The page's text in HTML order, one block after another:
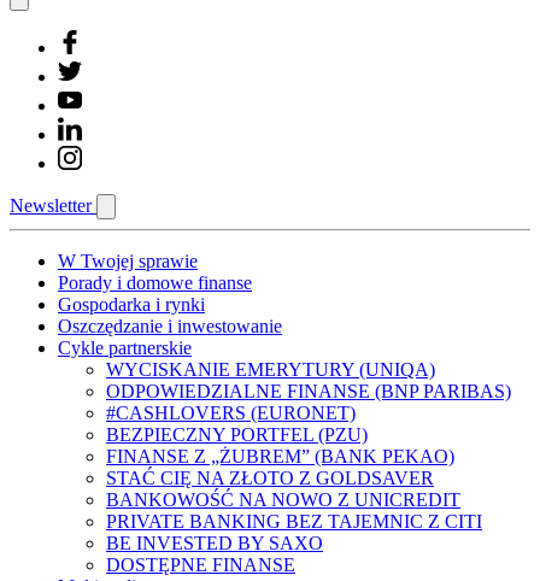
Newsletter
W Twojej sprawie
Porady i domowe finanse
Gospodarka i rynki
Oszczędzanie i inwestowanie
Cykle partnerskie
WYCISKANIE EMERYTURY (UNIQA)
ODPOWIEDZIALNE FINANSE (BNP PARIBAS)
#CASHLOVERS (EURONET)
BEZPIECZNY PORTFEL (PZU)
FINANSE Z „ŻUBREM” (BANK PEKAO)
STAĆ CIĘ NA ZŁOTO Z GOLDSAVER
BANKOWOŚĆ NA NOWO Z UNICREDIT
PRIVATE BANKING BEZ TAJEMNIC Z CITI
BE INVESTED BY SAXO
DOSTĘPNE FINANSE